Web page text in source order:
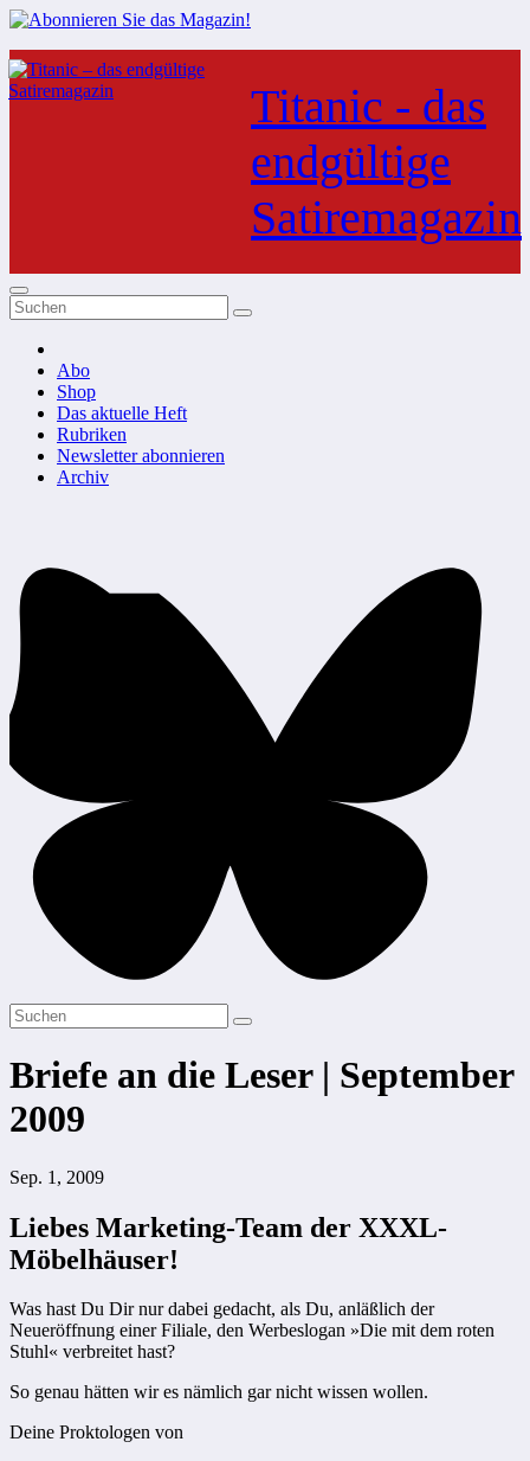
Zum
Inhalt
springen
Titanic - das
endgültige
Satiremagazin
Abo
Shop
Das aktuelle Heft
Rubriken
Newsletter abonnieren
Archiv
Briefe an die Leser | September
2009
Sep. 1, 2009
Liebes Marketing-Team der XXXL-
Möbelhäuser!
Was hast Du Dir nur dabei gedacht, als Du, anläßlich der
Neueröffnung einer Filiale, den Werbeslogan »Die mit dem roten
Stuhl« verbreitet hast?
So genau hätten wir es nämlich gar nicht wissen wollen.
Deine Proktologen von